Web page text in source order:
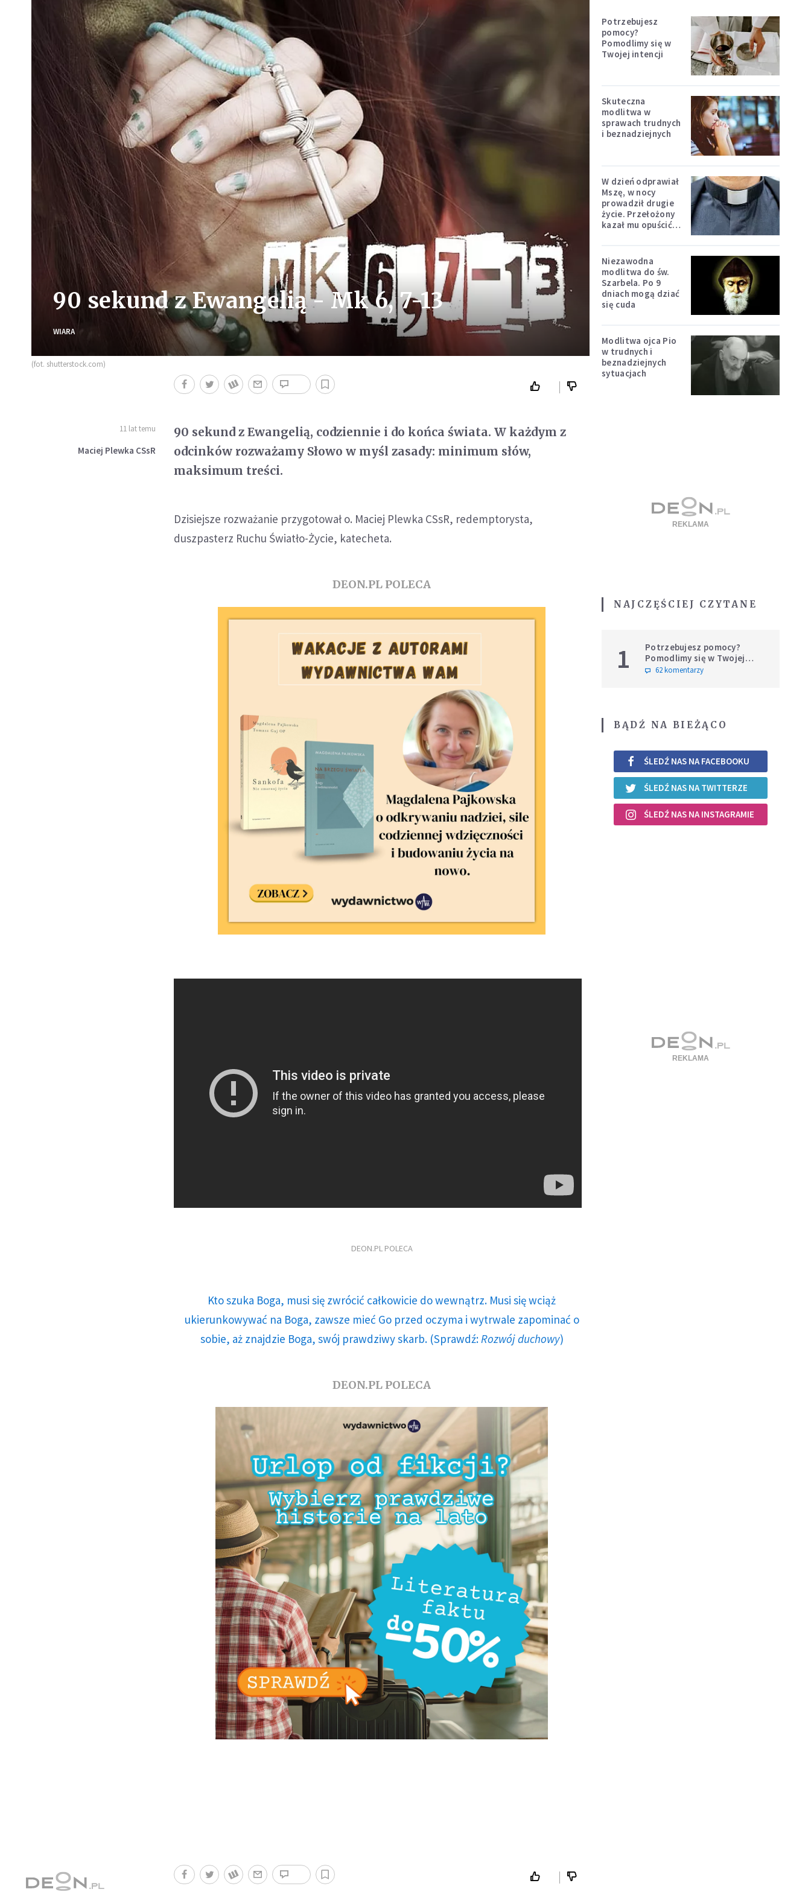
90 sekund z Ewangelią - Mk 6, 7-13
WIARA
(fot. shutterstock.com)
11 lat temu
Maciej Plewka CSsR
90 sekund z Ewangelią, codziennie i do końca świata. W każdym z
odcinków rozważamy Słowo w myśl zasady: minimum słów,
maksimum treści.
Dzisiejsze rozważanie przygotował o. Maciej Plewka CSsR, redemptorysta,
duszpasterz Ruchu Światło-Życie, katecheta.
DEON.PL POLECA
DEON.PL POLECA
Kto szuka Boga, musi się zwrócić całkowicie do wewnątrz. Musi się wciąż
ukierunkowywać na Boga, zawsze mieć Go przed oczyma i wytrwale zapominać o
sobie, aż znajdzie Boga, swój prawdziwy skarb. (Sprawdź: Rozwój duchowy)
DEON.PL POLECA
Potrzebujesz
pomocy?
Pomodlimy się w
Twojej intencji
Skuteczna
modlitwa w
sprawach trudnych
i beznadziejnych
W dzień odprawiał
Mszę, w nocy
prowadził drugie
życie. Przełożony
kazał mu opuścić
Niezawodna
modlitwa do św.
Szarbela. Po 9
dniach mogą dziać
się cuda
Modlitwa ojca Pio
w trudnych i
beznadziejnych
sytuacjach
NAJCZĘŚCIEJ CZYTANE
1
Potrzebujesz pomocy?
Pomodlimy się w Twojej
intencji
62 komentarzy
BĄDŹ NA BIEŻĄCO
ŚLEDŹ NAS NA FACEBOOKU
ŚLEDŹ NAS NA TWITTERZE
ŚLEDŹ NAS NA INSTAGRAMIE